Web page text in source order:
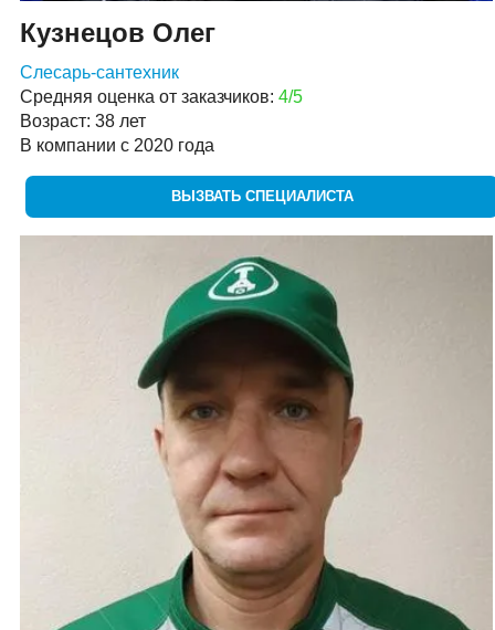
Кузнецов Олег
Слесарь-сантехник
Средняя оценка от заказчиков: 4/5
Возраст: 38 лет
В компании с 2020 года
ВЫЗВАТЬ СПЕЦИАЛИСТА